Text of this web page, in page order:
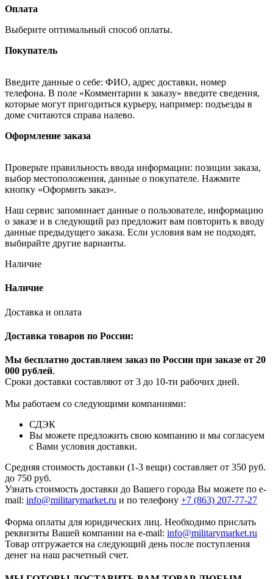
Оплата
Выберите оптимальный способ оплаты.
Покупатель
Введите данные о себе: ФИО, адрес доставки, номер
телефона. В поле «Комментарии к заказу» введите сведения,
которые могут пригодиться курьеру, например: подъезды в
доме считаются справа налево.
Оформление заказа
Проверьте правильность ввода информации: позиции заказа,
выбор местоположения, данные о покупателе. Нажмите
кнопку «Оформить заказ».
Наш сервис запоминает данные о пользователе, информацию
о заказе и в следующий раз предложит вам повторить к вводу
данные предыдущего заказа. Если условия вам не подходят,
выбирайте другие варианты.
Наличие
Наличие
Доставка и оплата
Доставка товаров по России:
Мы бесплатно доставляем заказ по России при заказе от 20
000 рублей.
Сроки доставки составляют от 3 до 10-ти рабочих дней.
Мы работаем со следующими компаниями:
СДЭК
Вы можете предложить свою компанию и мы согласуем
с Вами условия доставки.
Средняя стоимость доставки (1-3 вещи) составляет от 350 руб.
до 750 руб.
Узнать стоимость доставки до Вашего города Вы можете по e-
mail: info@militarymarket.ru и по телефону +7 (863) 207-77-27
Форма оплаты для юридических лиц. Необходимо прислать
реквизиты Вашей компании на е-mail: info@militarymarket.ru
Товар отгружается на следующий день после поступления
денег на наш расчетный счет.